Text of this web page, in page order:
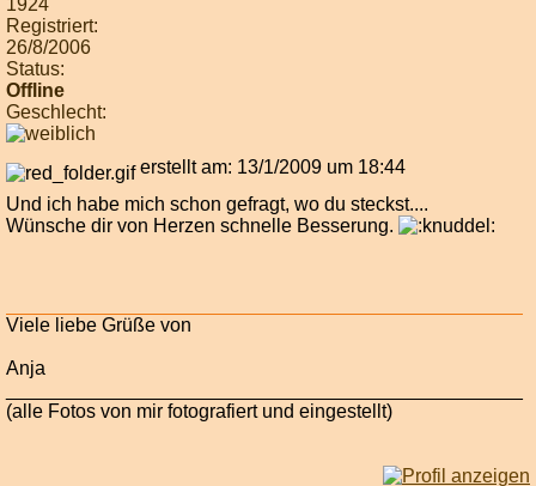
1924
Registriert:
26/8/2006
Status:
Offline
Geschlecht:
erstellt am: 13/1/2009 um 18:44
Und ich habe mich schon gefragt, wo du steckst....
Wünsche dir von Herzen schnelle Besserung.
Viele liebe Grüße von
Anja
(alle Fotos von mir fotografiert und eingestellt)